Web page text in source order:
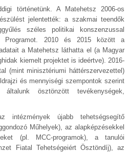
történetünk. A Matehetsz 2006-os
jelentették: a szakmai teendők
széles politikai konszenzussal
Programot. 2010 és 2015 között a
a Matehetsz láthatta el (a Magyar
kiemelt projektet is ideértve). 2016-
(mint minisztériumi háttérszervezettel)
és mennyiségi szempontok szerint
ösztönzött tevékenységek,
intézmények újabb tehetségsegítő
Műhelyek), az alapképzésekkel
(pl. MCC-programok), a tanulói
Fiatal Tehetségeiért Ösztöndíj), az